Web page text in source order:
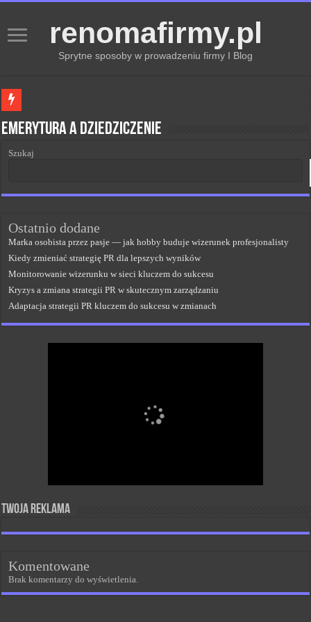
renomafirmy.pl
Sprytne sposoby w prowadzeniu firmy I Blog
Marka osobista przez pasje — jak hobby buduje wizerunek profesjonalisty
Emerytura a dziedziczenie
Szukaj
Ostatnio dodane
Marka osobista przez pasje — jak hobby buduje wizerunek profesjonalisty
Kiedy zmieniać strategię PR dla lepszych wyników
Monitorowanie wizerunku w sieci kluczem do sukcesu
Kryzys a zmiana strategii PR w skutecznym zarządzaniu
Adaptacja strategii PR kluczem do sukcesu w zmianach
Twoja reklama
Komentowane
Brak komentarzy do wyświetlenia.